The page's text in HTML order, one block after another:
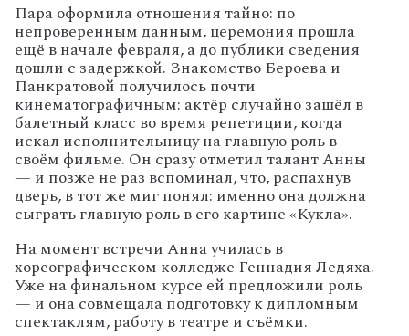
Пара оформила отношения тайно: по
непроверенным данным, церемония прошла
ещё в начале февраля, а до публики сведения
дошли с задержкой. Знакомство Бероева и
Панкратовой получилось почти
кинематографичным: актёр случайно зашёл в
балетный класс во время репетиции, когда
искал исполнительницу на главную роль в
своём фильме. Он сразу отметил талант Анны
— и позже не раз вспоминал, что, распахнув
дверь, в тот же миг понял: именно она должна
сыграть главную роль в его картине «Кукла».
На момент встречи Анна училась в
хореографическом колледже Геннадия Ледяха.
Уже на финальном курсе ей предложили роль
— и она совмещала подготовку к дипломным
спектаклям, работу в театре и съёмки.